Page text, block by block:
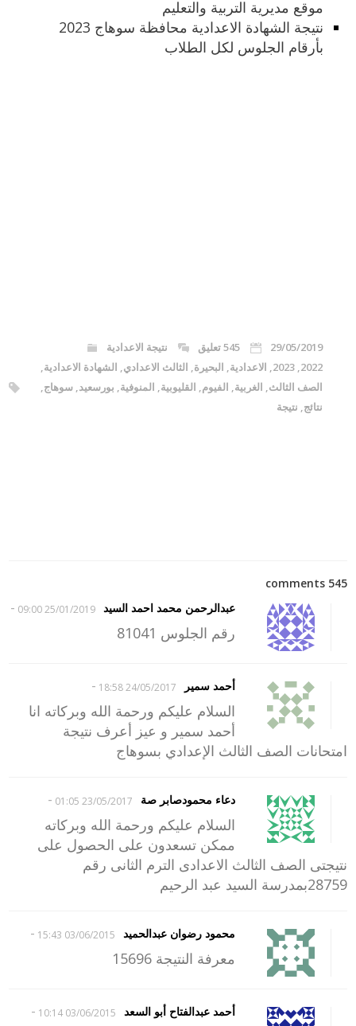
موقع مديرية التربية والتعليم
نتيجة الشهادة الاعدادية محافظة سوهاج 2023
بأرقام الجلوس لكل الطلاب
29/05/2019 545 تعليق
نتيجة الاعدادية
2022
,
2023
, الاعدادية, البحيرة, الثالث الاعدادي, الشهادة الاعدادية,
الصف الثالث, الغربية, الفيوم, القليوبية, المنوفية, بورسعيد,سوهاج,
نتائج, نتيجة
545 comments
عبدالرحمن محمد احمد السيد
25/01/2019 09:00
-
رقم الجلوس 81041
أحمد سمير 24/05/2017 18:58
-
السلام عليكم ورحمة الله وبركاته انا
أحمد سمير و عيز أعرف نتيجة
امتحانات الصف الثالث الإعدادي بسوهاج
دعاء محمودصابر صة 23/05/2017 01:05
-
السلام عليكم ورحمة الله وبركاته
ممكن تسعدون على الحصول على
نتيجتى الصف الثالث الاعدادى الترم الثانى رقم
28759بمدرسة السيد عبد الرحيم
محمود رضوان عبدالحميد 03/06/2015 15:43
-
معرفة النتيجة 15696
أحمد عبدالفتاح أبو السعد 03/06/2015 10:14
-